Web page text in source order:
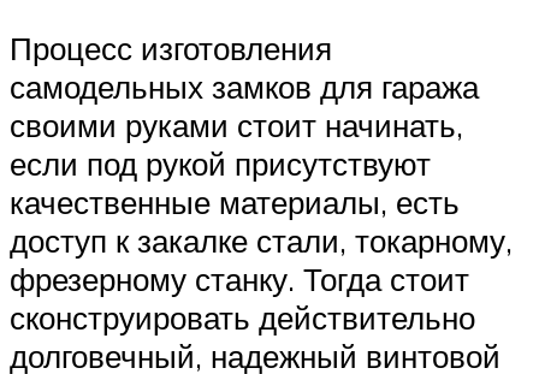
Процесс изготовления
самодельных замков для гаража
своими руками стоит начинать,
если под рукой присутствуют
качественные материалы, есть
доступ к закалке стали, токарному,
фрезерному станку. Тогда стоит
сконструировать действительно
долговечный, надежный винтовой